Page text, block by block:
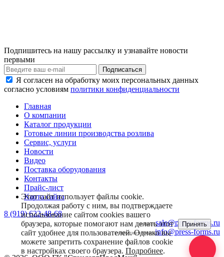
Подпишитесь на нашу рассылку и узнавайте новости
первыми
Я согласен на обработку моих персональных данных
согласно условиям политики конфиденциальности
Главная
О компании
Каталог продукции
Готовые линии производства розлива
Сервис, услуги
Новости
Видео
Поставка оборудования
Контакты
Прайс-лист
Карта сайта
8 (919) 622-48-68
заявки:sale@press-forms.ru
сотрудничество:info@press-forms.ru
Этот сайт использует файлы cookie.
Продолжая работу с ним, вы подтверждаете
использование сайтом cookies вашего
браузера, которые помогают нам делать этот
сайт удобнее для пользователей. Однако вы
можете запретить сохранение файлов cookie
в настройках своего браузера. Подробнее.
Принять